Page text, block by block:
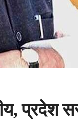
प्रदेश